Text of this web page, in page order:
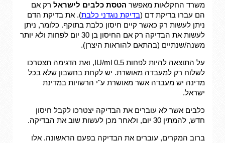
משרד החקלאות מאפשר הטסת כלבים לישראל רק אם
הם עברו בדיקת דם (בדיקת נוגדני כלבת). את בדיקת הדם
ניתן לעשות רק כאשר קיים חיסון כלבת בתוקף. כלומר, ניתן
לעשות את הבדיקה רק אם החיסון בן 30 יום לפחות ולא יותר
משנה/שנתיים (בהתאם להוראות היצרן).
על התוצאה להיות לפחות 0.5 IU/ml, ואת הדגימה תצטרכו
לשלוח רק למעבדה מאושרת. יש לקחת בחשבון שלא בכל
מדינה יש מעבדה אשר מאושרת ע"י הרשויות במדינת
ישראל.
כלבים אשר לא עוברים את הבדיקה יצטרכו לקבל חיסון
חדש, להמתין 30 יום, ולאחר מכן לעשות שוב את הבדיקה.
ברוב המקרים, עוברים את הבדיקה בפעם הראשונה. אלו